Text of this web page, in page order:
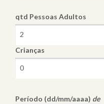
qtd Pessoas Adultos
Crianças
Período (dd/mm/aaaa) de